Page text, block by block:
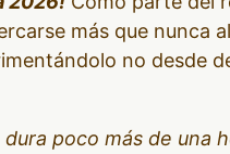
más que nunca
no desde
poco más de una